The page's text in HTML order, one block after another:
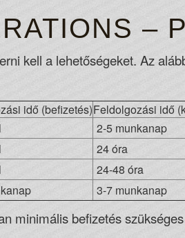
–
kell a lehetőségeket. Az
idő (befizetés)Feldolgozási idő
2-5 munkanap
24 óra
24-48 óra
3-7 munkanap
minimális befizetés